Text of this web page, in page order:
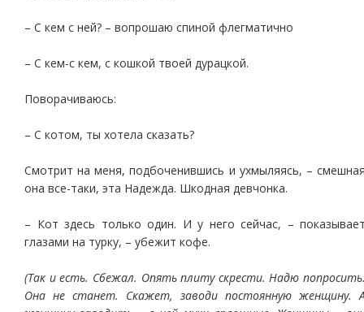
– С кем с ней? – вопрошаю спиной флегматично
– С кем-с кем, с кошкой твоей дурацкой.
Поворачиваюсь:
– С котом, ты хотела сказать?
Смотрит на меня, подбоченившись и ухмыляясь, –
она все-таки, эта Надежда. Шкодная девчонка.
– Кот здесь только один. И у него сейчас, –
глазами на турку, – убежит кофе.
(Так и есть. Сбежал. Опять плиту скрести. Надю
Она не станет. Скажет, заводи постоянную женщину.